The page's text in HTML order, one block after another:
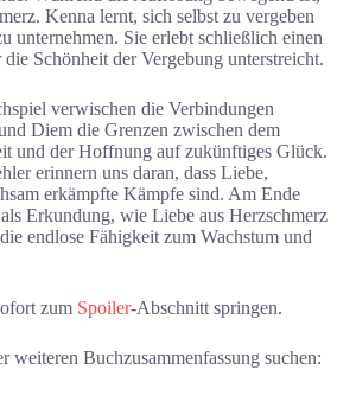
Kenna lernt, sich selbst zu vergeben
unternehmen. Sie erlebt schließlich einen
Schönheit der Vergebung unterstreicht.
verwischen die Verbindungen
Diem die Grenzen zwischen dem
und der Hoffnung auf zukünftiges Glück.
erinnern uns daran, dass Liebe,
erkämpfte Kämpfe sind. Am Ende
Erkundung, wie Liebe aus Herzschmerz
endlose Fähigkeit zum Wachstum und
zum Spoiler-Abschnitt springen.
weiteren Buchzusammenfassung suchen: